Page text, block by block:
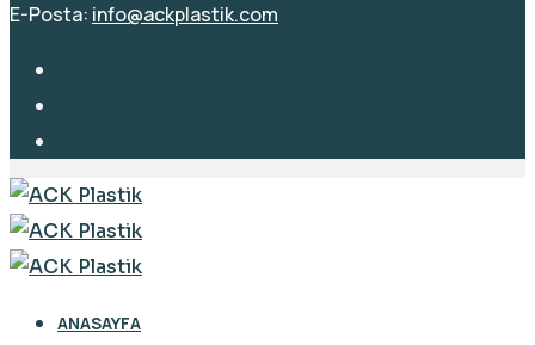
E-Posta: info@ackplastik.com
ANASAYFA